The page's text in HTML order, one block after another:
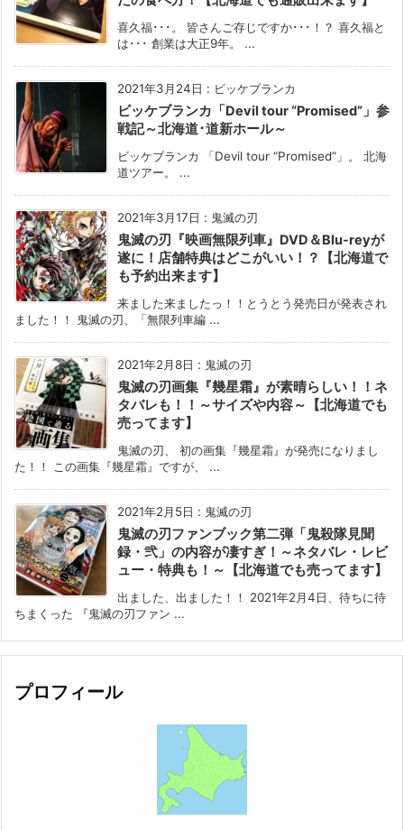
喜久福･･･。 皆さんご存じですか･･･！？ 喜久福と
は･･･ 創業は大正9年。 ...
2021年3月24日 : ビッケブランカ
ビッケブランカ「Devil tour “Promised”」参
戦記～北海道･道新ホール～
ビッケブランカ 「Devil tour “Promised”」。 北海
道ツアー。 ...
2021年3月17日 : 鬼滅の刃
鬼滅の刃『映画無限列車』DVD＆Blu-reyが
遂に！店舗特典はどこがいい！？【北海道で
も予約出来ます】
来ました来ましたっ！！とうとう発売日が発表され
ました！！ 鬼滅の刃、「無限列車編 ...
2021年2月8日 : 鬼滅の刃
鬼滅の刃画集『幾星霜』が素晴らしい！！ネ
タバレも！！～サイズや内容～【北海道でも
売ってます】
鬼滅の刃、 初の画集『幾星霜』が発売になりまし
た！！ この画集『幾星霜』ですが、 ...
2021年2月5日 : 鬼滅の刃
鬼滅の刃ファンブック第二弾「鬼殺隊見聞
録・弐」の内容が凄すぎ！～ネタバレ・レビ
ュー・特典も！～【北海道でも売ってます】
出ました、出ました！！ 2021年2月4日、待ちに待
ちまくった 『鬼滅の刃ファン ...
プロフィール